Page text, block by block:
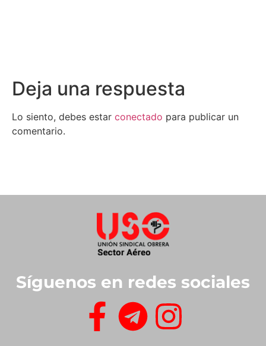
Deja una respuesta
Lo siento, debes estar conectado para publicar un
comentario.
Síguenos en redes sociales